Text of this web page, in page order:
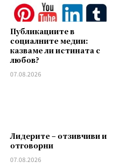
Публикациите в
социалните медии:
казваме ли истината с
любов?
07.08.2026
Лидерите – отзивчиви и
отговорни
07.08.2026